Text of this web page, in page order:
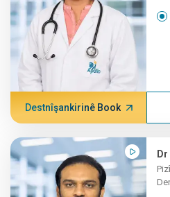
Destnîşankirinê Book